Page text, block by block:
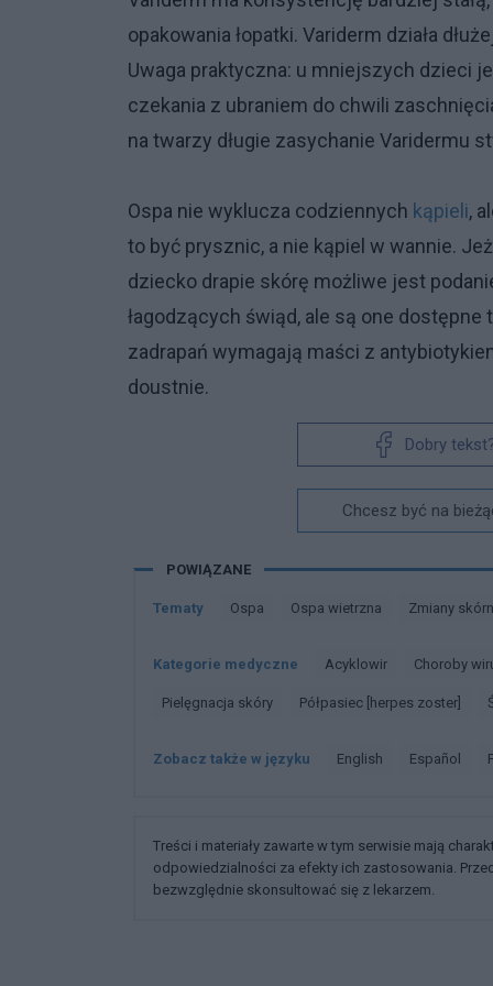
opakowania łopatki. Variderm działa
Uwaga praktyczna: u mniejszych dzieci
czekania z ubraniem do chwili
na twarzy długie zasychanie Varidermu
Ospa nie wyklucza codziennych kąpieli,
to być prysznic, a nie kąpiel w wannie.
dziecko drapie skórę możliwe jest
łagodzących świąd, ale są one
zadrapań wymagają maści z
doustnie.
Dobry
Chcesz być na
POWIĄZANE
Tematy Ospa Ospa wietrzna Zmiany
Kategorie medyczne Acyklowir Choroby
Pielęgnacja skóry Półpasiec [herpes zoster]
Zobacz także w języku english español
Treści i materiały zawarte w tym serwisie mają
odpowiedzialności za efekty ich zastosowania.
bezwzględnie skonsultować się z lekarzem.